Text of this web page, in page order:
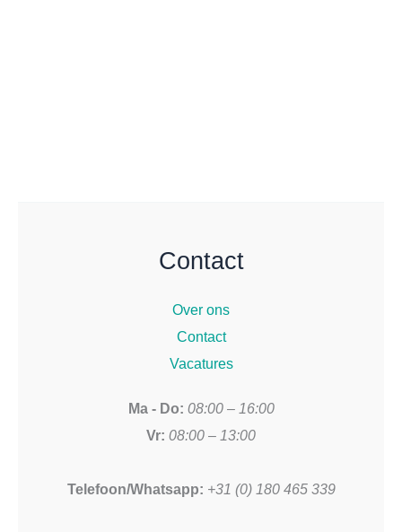
Contact
Over ons
Contact
Vacatures
Ma - Do: 08:00 – 16:00
Vr: 08:00 – 13:00
Telefoon/Whatsapp: +31 (0) 180 465 339